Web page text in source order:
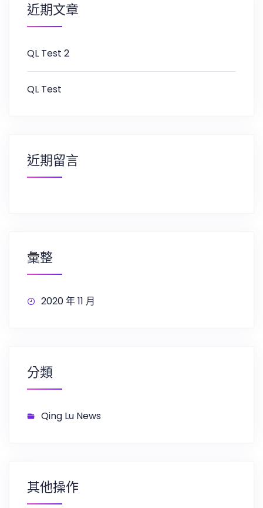
近期文章
QL Test 2
QL Test
近期留言
彙整
2020 年 11 月
分類
Qing Lu News
其他操作